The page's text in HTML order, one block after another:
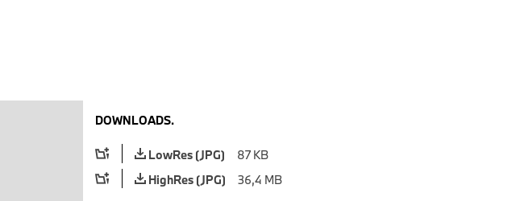
DOWNLOADS.
LowRes (JPG)
87 KB
HighRes (JPG)
36,4 MB